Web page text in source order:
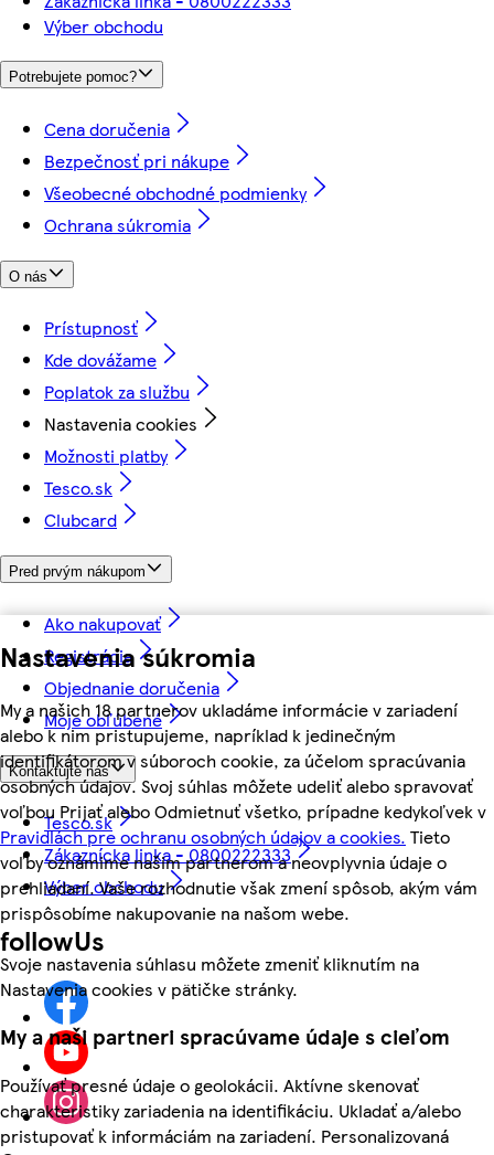
Nastavenia súkromia
My a našich 18 partnerov ukladáme informácie v zariadení
alebo k nim pristupujeme, napríklad k jedinečným
identifikátorom v súboroch cookie, za účelom spracúvania
osobných údajov. Svoj súhlas môžete udeliť alebo spravovať
voľbou Prijať alebo Odmietnuť všetko, prípadne kedykoľvek v
Pravidlách pre ochranu osobných údajov a cookies. Tieto
voľby oznámime našim partnerom a neovplyvnia údaje o
prehliadaní. Vaše rozhodnutie však zmení spôsob, akým vám
prispôsobíme nakupovanie na našom webe.
Svoje nastavenia súhlasu môžete zmeniť kliknutím na
Nastavenia cookies v pätičke stránky.
My a naši partneri spracúvame údaje s cieľom
Používať presné údaje o geolokácii. Aktívne skenovať
charakteristiky zariadenia na identifikáciu. Ukladať a/alebo
pristupovať k informáciám na zariadení. Personalizovaná
Výber obchodu
Potrebujete pomoc?
Cena doručenia
Bezpečnosť pri nákupe
Všeobecné obchodné podmienky
Ochrana súkromia
O nás
Prístupnosť
Kde dovážame
Poplatok za službu
Nastavenia cookies
Možnosti platby
Tesco.sk
Clubcard
Pred prvým nákupom
Ako nakupovať
Registrácia
Objednanie doručenia
Moje obľúbené
Kontaktujte nás
Tesco.sk
Zákaznícka linka - 0800222333
Výber obchodu
followUs